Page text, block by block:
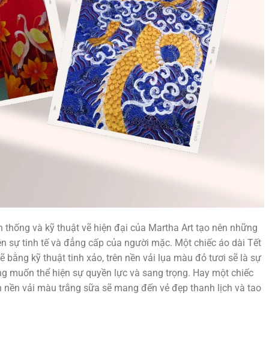
và kỹ thuật vẽ hiện đại của Martha Art tạo nên những
sự tinh tế và đẳng cấp của người mặc. Một chiếc áo dài Tết
bằng kỹ thuật tinh xảo, trên nền vải lụa màu đỏ tươi sẽ là sự
muốn thể hiện sự quyền lực và sang trọng. Hay một chiếc
vải màu trắng sữa sẽ mang đến vẻ đẹp thanh lịch và tao